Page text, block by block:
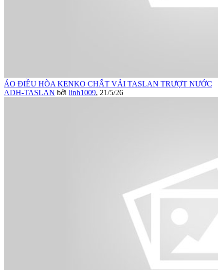
ÁO ĐIỀU HÒA KENKO CHẤT VẢI TASLAN TRƯỢT NƯỚC
ADH-TASLAN bởi linh1009, 21/5/26